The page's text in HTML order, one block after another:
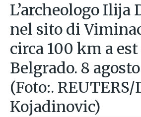
L’archeologo Ilija
nel sito di
circa 100 km a
Belgrado. 8
(Foto:.
Kojadinovic)